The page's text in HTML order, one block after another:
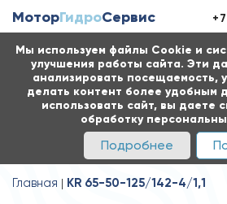
Мы используем файлы Cookie и
улучшения работы сайта. Эти
анализировать посещаемость,
делать контент более удобным
использовать сайт, вы даете
обработку
Подробнее
МоторГидроСервис +
Главная KR 65-50-125/142-4/1,1